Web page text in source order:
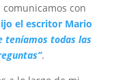
con
el escritor Mario
teníamos todas las
.